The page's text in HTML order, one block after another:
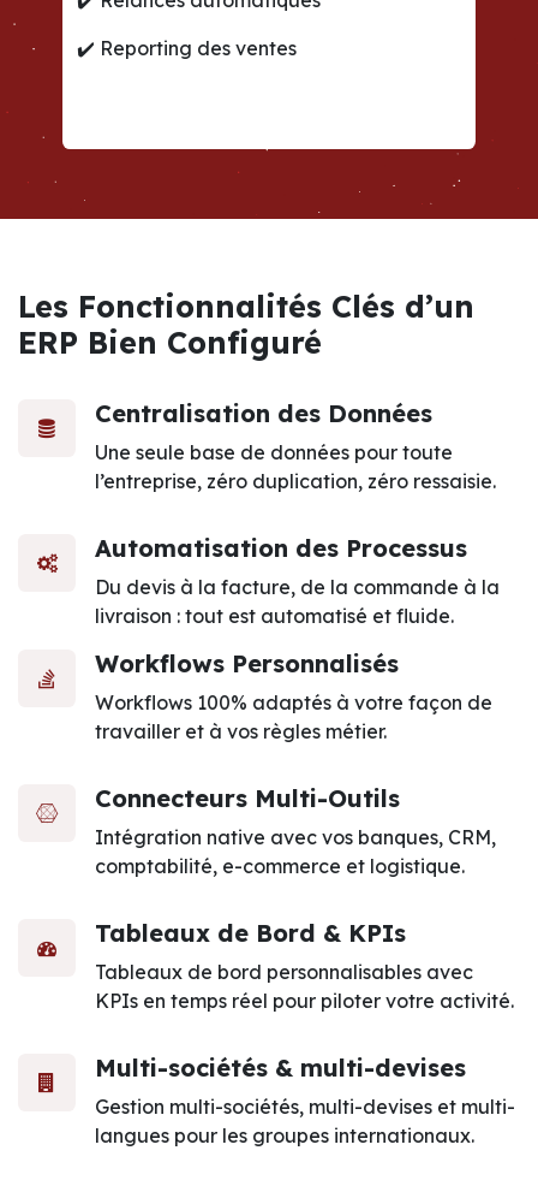
✔️ Reporting des ventes
Les Fonctionnalités Clés d’un
ERP Bien Configuré
Centralisation des Données
Une seule base de données pour toute
l’entreprise, zéro duplication, zéro ressaisie.
Automatisation des Processus
Du devis à la facture, de la commande à la
livraison : tout est automatisé et fluide.
Workflows Personnalisés
Workflows 100% adaptés à votre façon de
travailler et à vos règles métier.
Connecteurs Multi-Outils
Intégration native avec vos banques, CRM,
comptabilité, e-commerce et logistique.
Tableaux de Bord & KPIs
Tableaux de bord personnalisables avec
KPIs en temps réel pour piloter votre activité.
Multi-sociétés & multi-devises
Gestion multi-sociétés, multi-devises et multi-
langues pour les groupes internationaux.